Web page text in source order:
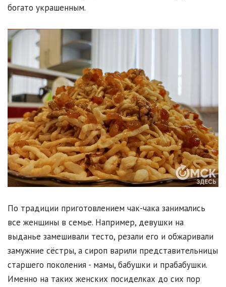
богато украшенным.
По традиции приготовлением чак-чака занимались
все женщины в семье. Например, девушки на
выданье замешивали тесто, резали его и обжаривали
замужние сёстры, а сироп варили представительницы
старшего поколения - мамы, бабушки и прабабушки.
Именно на таких женских посиделках до сих пор